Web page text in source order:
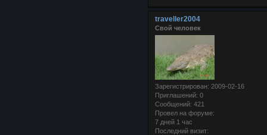
traveller2004
Свой человек
Зарегистрирован: 2009-02-16
Приглашений: 0
Сообщений: 421
Провел на форуме:
7 дней 1 час
Последний визит: